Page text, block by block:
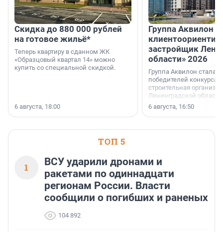
Скидка до 880 000 рублей
на готовое жильё*
Теперь квартиру в сданном ЖК
«Образцовый квартал 14» можно
купить со специальной скидкой.
6 августа, 18:00
Группа Аквилон
застройщик
области» 2026
Группа Аквилон стала
победителей конкурса
строительная
Ленинградской области
номинации «Самый
застройщик
области».
6 августа, 16:50
ТОП 5
1
ВСУ ударили дронами и
ракетами по одиннадцати
регионам России. Власти
сообщили о погибших и раненых
104 892